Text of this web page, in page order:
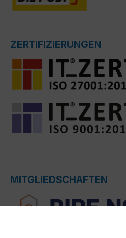
ZERTIFIZIERUNGEN
MITGLIEDSCHAFTEN